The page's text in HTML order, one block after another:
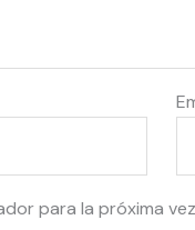
para la próxima